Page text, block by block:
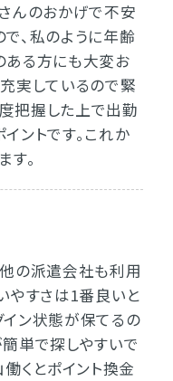
んのおかげで不安
、私のように年齢
ある方にも大変お
実しているので緊
把握した上で出勤
ントです。これか
す。
の派遣会社も利用
やすさは1番良いと
ン状態が保てるの
単で探しやすいで
働くとポイント換金